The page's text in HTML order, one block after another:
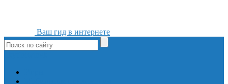
Ваш гид в интернете